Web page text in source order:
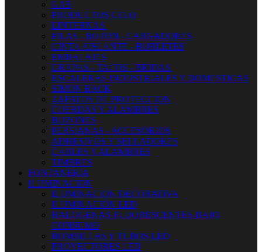
GAS
PRODUCTOS CELO
LINTERNAS
PILAS - BOTON - CARGADORES
CINTA AISLANTE - BURLETES
EMBALAJES
GRAPAS - TACOS - BRIDAS
ESCALERAS INDUSTRIALES Y DOMESTICAS
SIMON RACK
ZAPATOS DE PROTECCION
CUERDAS Y ALAMBRES
BUZONES
PERSIANAS - ACCESORIOS
ADHESIVOS Y SELLADORES
CABLES Y ALAMBRES
TIMBRES
FONTANERIA
ILUMINACION
ILUMINACION DECORATIVA
ILUMINACIÓN LED
HALOGENAS-FLUORESCENTES-BAJO
CONSUMO
BOMBILLAS Y TUBOS LED
PROYECTORES LED